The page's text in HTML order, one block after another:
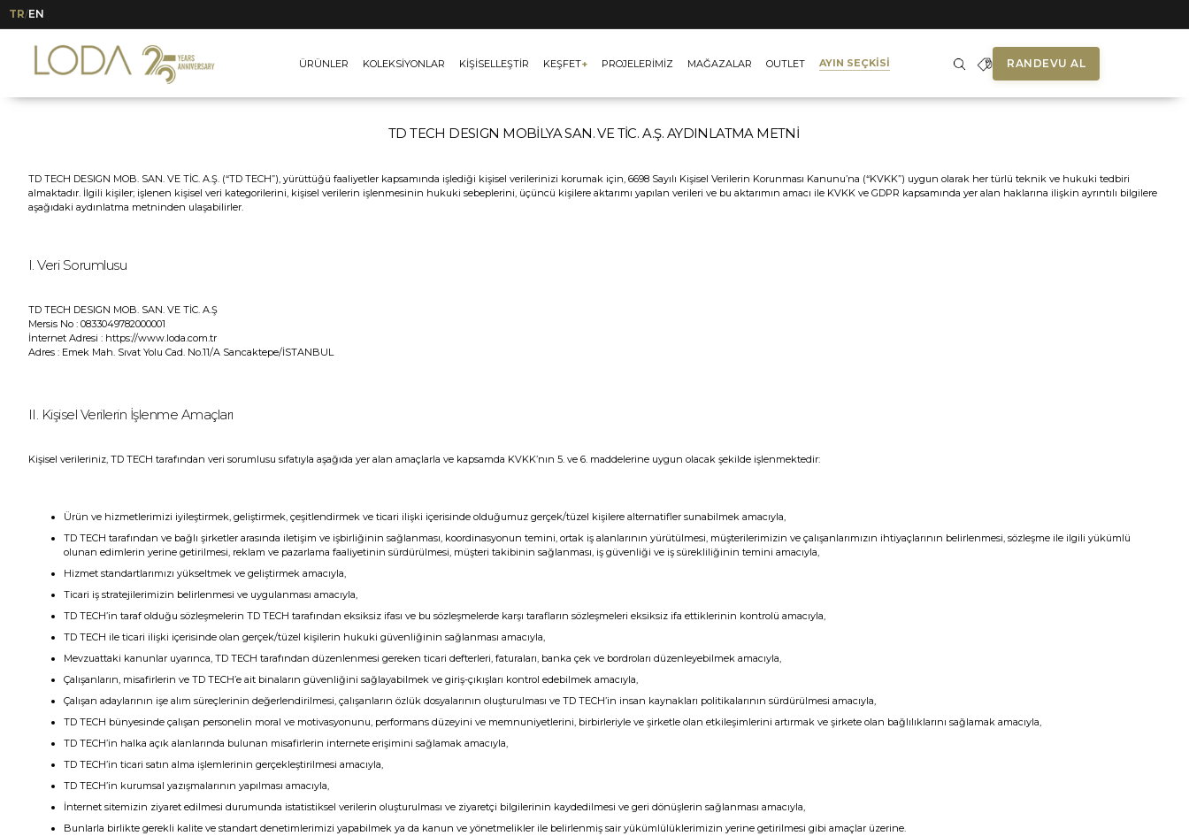
TR/EN
ÜRÜNLER KOLEKSİYONLAR KİŞİSELLEŞTİR KEŞFET+ PROJELERİMİZ MAĞAZALAR OUTLET AYIN SEÇKİSİ RANDEVU AL
Aydınlatma Metni
TD TECH DESIGN MOBİLYA SAN. VE TİC. A.Ş. AYDINLATMA METNİ
TD TECH DESIGN MOB. SAN. VE TİC. A.Ş. (“TD TECH”), yürüttüğü faaliyetler kapsamında işlediği kişisel verilerinizi korumak için, 6698 Sayılı Kişisel Verilerin Korunması Kanunu’na (“KVKK”) uygun olarak her türlü teknik ve hukuki tedbiri
almaktadır. İlgili kişiler; işlenen kişisel veri kategorilerini, kişisel verilerin işlenmesinin hukuki sebeplerini, üçüncü kişilere aktarımı yapılan verileri ve bu aktarımın amacı ile KVKK ve GDPR kapsamında yer alan haklarına ilişkin ayrıntılı bilgilere
aşağıdaki aydınlatma metninden ulaşabilirler.
I. Veri Sorumlusu
TD TECH DESIGN MOB. SAN. VE TİC. A.Ş
Mersis No : 0833049782000001
İnternet Adresi : https://www.loda.com.tr
Adres : Emek Mah. Sıvat Yolu Cad. No.11/A Sancaktepe/İSTANBUL
II. Kişisel Verilerin İşlenme Amaçları
Kişisel verileriniz, TD TECH tarafından veri sorumlusu sıfatıyla aşağıda yer alan amaçlarla ve kapsamda KVKK’nın 5. ve 6. maddelerine uygun olacak şekilde işlenmektedir:
Ürün ve hizmetlerimizi iyileştirmek, geliştirmek, çeşitlendirmek ve ticari ilişki içerisinde olduğumuz gerçek/tüzel kişilere alternatifler sunabilmek amacıyla,
TD TECH tarafından ve bağlı şirketler arasında iletişim ve işbirliğinin sağlanması, koordinasyonun temini, ortak iş alanlarının yürütülmesi, müşterilerimizin ve çalışanlarımızın ihtiyaçlarının belirlenmesi, sözleşme ile ilgili yükümlü
olunan edimlerin yerine getirilmesi, reklam ve pazarlama faaliyetinin sürdürülmesi, müşteri takibinin sağlanması, iş güvenliği ve iş sürekliliğinin temini amacıyla,
Hizmet standartlarımızı yükseltmek ve geliştirmek amacıyla,
Ticari iş stratejilerimizin belirlenmesi ve uygulanması amacıyla,
TD TECH’in taraf olduğu sözleşmelerin TD TECH tarafından eksiksiz ifası ve bu sözleşmelerde karşı tarafların sözleşmeleri eksiksiz ifa ettiklerinin kontrolü amacıyla,
TD TECH ile ticari ilişki içerisinde olan gerçek/tüzel kişilerin hukuki güvenliğinin sağlanması amacıyla,
Mevzuattaki kanunlar uyarınca, TD TECH tarafından düzenlenmesi gereken ticari defterleri, faturaları, banka çek ve bordroları düzenleyebilmek amacıyla,
Çalışanların, misafirlerin ve TD TECH’e ait binaların güvenliğini sağlayabilmek ve giriş-çıkışları kontrol edebilmek amacıyla,
Çalışan adaylarının işe alım süreçlerinin değerlendirilmesi, çalışanların özlük dosyalarının oluşturulması ve TD TECH’in insan kaynakları politikalarının sürdürülmesi amacıyla,
TD TECH bünyesinde çalışan personelin moral ve motivasyonunu, performans düzeyini ve memnuniyetlerini, birbirleriyle ve şirketle olan etkileşimlerini artırmak ve şirkete olan bağlılıklarını sağlamak amacıyla,
TD TECH’in halka açık alanlarında bulunan misafirlerin internete erişimini sağlamak amacıyla,
TD TECH’in ticari satın alma işlemlerinin gerçekleştirilmesi amacıyla,
TD TECH’in kurumsal yazışmalarının yapılması amacıyla,
İnternet sitemizin ziyaret edilmesi durumunda istatistiksel verilerin oluşturulması ve ziyaretçi bilgilerinin kaydedilmesi ve geri dönüşlerin sağlanması amacıyla,
Bunlarla birlikte gerekli kalite ve standart denetimlerimizi yapabilmek ya da kanun ve yönetmelikler ile belirlenmiş sair yükümlülüklerimizin yerine getirilmesi gibi amaçlar üzerine.